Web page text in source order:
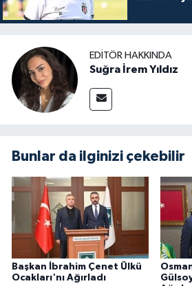
EDITÖR HAKKINDA
Suğra İrem Yıldız
Bunlar da ilginizi çekebilir
Başkan İbrahim Çenet Ülkü
Ocakları'nı Ağırladı